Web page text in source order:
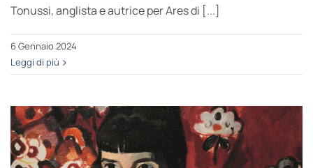
Tonussi, anglista e autrice per Ares di [...]
6 Gennaio 2024
Leggi di più